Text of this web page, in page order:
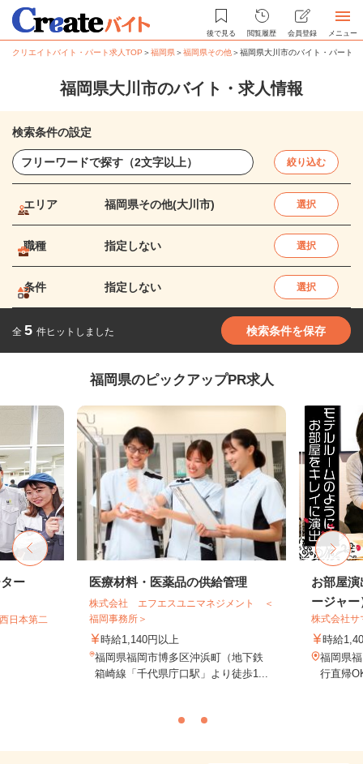
後で見る 閲覧履歴 会員登録 メニュー
クリエイトバイト・パート求人TOP ＞福岡県＞福岡県その他＞福岡県大川市のバイト・パート求
福岡県大川市のバイト・求人情報
検索条件の設定
絞り込む
エリア 福岡県その他(大川市) 選択
職種 指定しない 選択
条件 指定しない 選択
全 5 件ヒットしました 検索条件を保存
福岡県のピックアップPR求人
ー
日本第二
医療材料・医薬品の供給管理
株式会社 エフエスユニマネジメント ＜
福岡事務所＞
時給1,140円以上
福岡県福岡市博多区沖浜町（地下鉄
箱崎線「千代県庁口駅」より徒歩1...
お部屋
ージャー
株式会社サ
時給
福岡県
行直帰